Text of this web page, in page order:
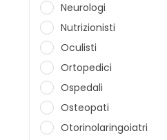
Neurologi
Nutrizionisti
Oculisti
Ortopedici
Ospedali
Osteopati
Otorinolaringoiatri